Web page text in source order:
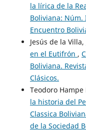
la lírica de la
Boliviana: Núm.
Encuentro
Jesús de la Villa,
en el Eutifrón ,
Boliviana.
Clásicos.
Teodoro
la historia del
Classica
de la Sociedad